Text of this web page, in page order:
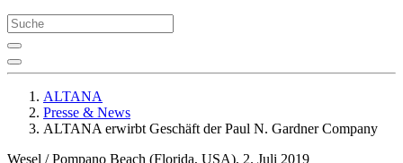
ALTANA
Presse & News
ALTANA erwirbt Geschäft der Paul N. Gardner Company
Wesel / Pompano Beach (Florida, USA), 2. Juli 2019